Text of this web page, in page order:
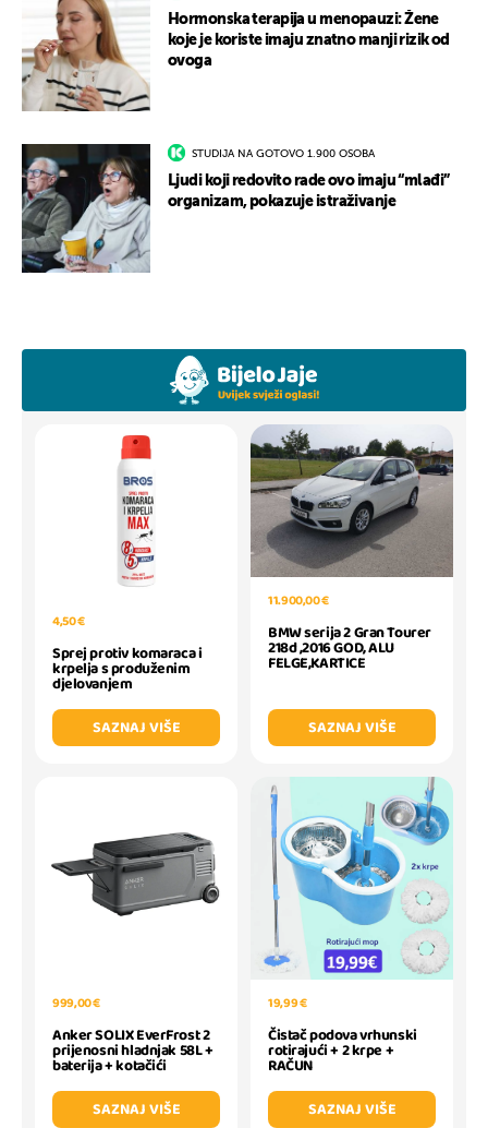
Hormonska terapija u menopauzi: Žene
koje je koriste imaju znatno manji rizik od
ovoga
STUDIJA NA GOTOVO 1.900 OSOBA
Ljudi koji redovito rade ovo imaju “mlađi”
organizam, pokazuje istraživanje
4,50 €
Sprej protiv komaraca i
krpelja s produženim
djelovanjem
SAZNAJ VIŠE
11.900,00 €
BMW serija 2 Gran Tourer
218d ,2016 GOD, ALU
FELGE,KARTICE
SAZNAJ VIŠE
999,00 €
Anker SOLIX EverFrost 2
prijenosni hladnjak 58L +
baterija + kotačići
SAZNAJ VIŠE
19,99 €
Čistač podova vrhunski
rotirajući + 2 krpe +
RAČUN
SAZNAJ VIŠE